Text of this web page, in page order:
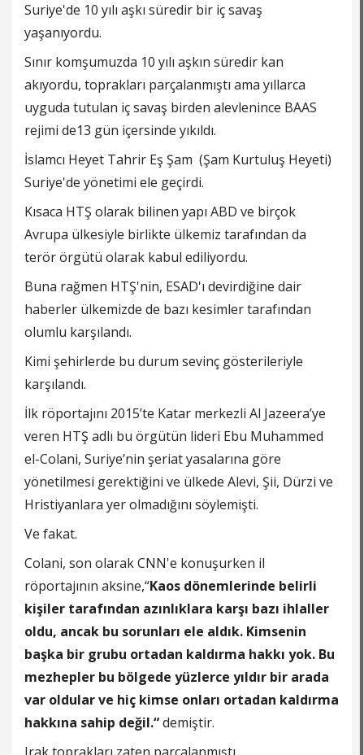
Suriye'de 10 yılı aşkı süredir bir iç savaş
yaşanıyordu.
Sınır komşumuzda 10 yılı aşkın süredir kan
akıyordu, toprakları parçalanmıştı ama yıllarca
uyguda tutulan iç savaş birden alevlenince BAAS
rejimi de13 gün içersinde yıkıldı.
İslamcı Heyet Tahrir Eş Şam (Şam Kurtuluş Heyeti)
Suriye'de yönetimi ele geçirdi.
Kısaca HTŞ olarak bilinen yapı ABD ve birçok
Avrupa ülkesiyle birlikte ülkemiz tarafından da
terör örgütü olarak kabul ediliyordu.
Buna rağmen HTŞ'nin, ESAD'ı devirdiğine dair
haberler ülkemizde de bazı kesimler tarafından
olumlu karşılandı.
Kimi şehirlerde bu durum sevinç gösterileriyle
karşılandı.
İlk röportajını 2015’te Katar merkezli Al Jazeera’ye
veren HTŞ adlı bu örgütün lideri Ebu Muhammed
el-Colani, Suriye’nin şeriat yasalarına göre
yönetilmesi gerektiğini ve ülkede Alevi, Şii, Dürzi ve
Hristiyanlara yer olmadığını söylemişti.
Ve fakat.
Colani, son olarak CNN'e konuşurken il
röportajının aksine,“Kaos dönemlerinde belirli
kişiler tarafından azınlıklara karşı bazı ihlaller
oldu, ancak bu sorunları ele aldık. Kimsenin
başka bir grubu ortadan kaldırma hakkı yok. Bu
mezhepler bu bölgede yüzlerce yıldır bir arada
var oldular ve hiç kimse onları ortadan kaldırma
hakkına sahip değil.“demiştir.